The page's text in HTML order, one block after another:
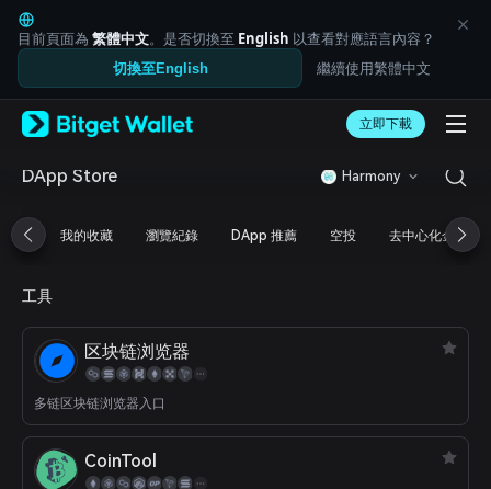
English
日本語
Tiếng Việt
Русский
Español (Latinoamérica)
Türkçe
Français
简体中文
繁體中文
Bahasa Indonesia
ภาษาไทย
العربية
Español
Português (Brasil)
Español (Argentina)
目前頁面為 繁體中文。是否切換至 English 以查看對應語言內容？
切換至English 繼續使用繁體中文
立即下載
DApp Store Harmony
我的收藏 瀏覽紀錄 DApp 推薦 空投 去中心化金融
工具
区块链浏览器
多链区块链浏览器入口
CoinTool